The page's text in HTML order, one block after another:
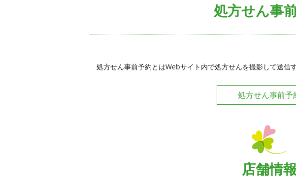
処方せん事
処方せん事前予約とはWebサイト内で処方せんを撮影して送信
処方せん事前予
店舗情報